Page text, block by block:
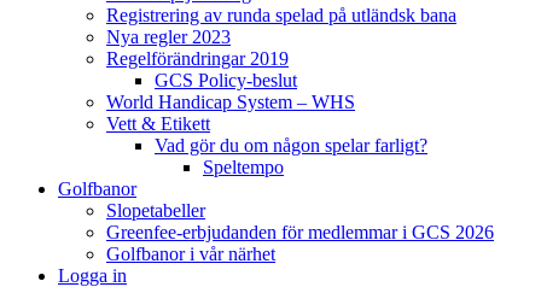
Registrering av runda spelad på utländsk bana
Nya regler 2023
Regelförändringar 2019
GCS Policy-beslut
World Handicap System – WHS
Vett & Etikett
Vad gör du om någon spelar farligt?
Speltempo
Golfbanor
Slopetabeller
Greenfee-erbjudanden för medlemmar i GCS 2026
Golfbanor i vår närhet
Logga in